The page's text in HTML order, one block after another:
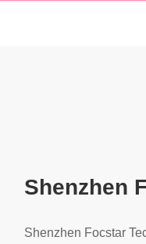
Shenzhen
Shenzhen Focstar